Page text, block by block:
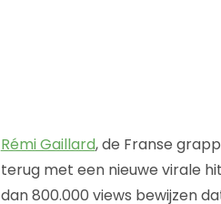
Rémi Gaillard, de Franse
terug met een nieuwe virale
dan 800.000 views bewijzen